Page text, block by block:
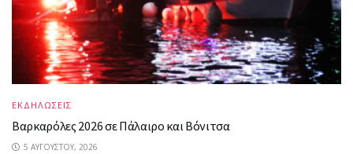
ΕΚΔΗΛΩΣΕΙΣ
Βαρκαρόλες 2026 σε Πάλαιρο και Βόνιτσα
5 ΑΥΓΟΎΣΤΟΥ, 2026